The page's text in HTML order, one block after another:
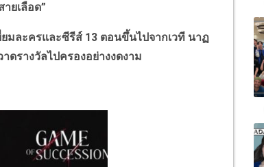
ยเลือด”
ะครและซีรีส์ 13 ตอนขึ้นไปจากเวที นาฏ
ดรางวัลไปครองอย่างงดงาม